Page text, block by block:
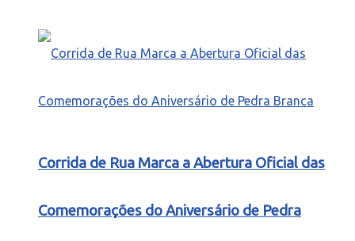
Corrida de Rua Marca a Abertura Oficial das
Comemorações do Aniversário de Pedra